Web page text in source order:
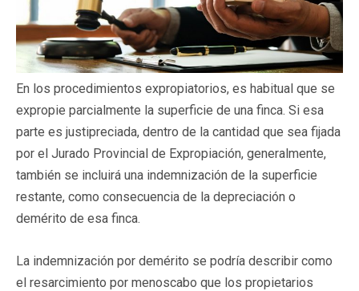
En los procedimientos expropiatorios, es habitual que se
expropie parcialmente la superficie de una finca. Si esa
parte es justipreciada, dentro de la cantidad que sea fijada
por el Jurado Provincial de Expropiación, generalmente,
también se incluirá una indemnización de la superficie
restante, como consecuencia de la depreciación o
demérito de esa finca.
La indemnización por demérito se podría describir como
el resarcimiento por menoscabo que los propietarios